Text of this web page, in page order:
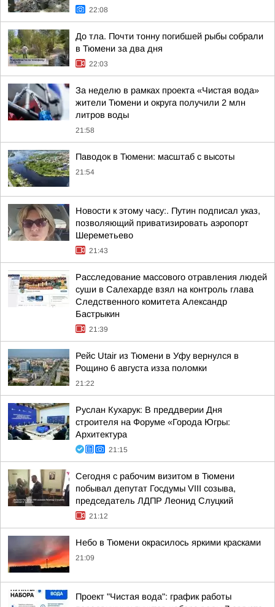
22:08
До тла. Почти тонну погибшей рыбы собрали
в Тюмени за два дня
22:03
За неделю в рамках проекта «Чистая вода»
жители Тюмени и округа получили 2 млн
литров воды
21:58
Паводок в Тюмени: масштаб с высоты
21:54
Новости к этому часу:. Путин подписал указ,
позволяющий приватизировать аэропорт
Шереметьево
21:43
Расследование массового отравления людей
суши в Салехарде взял на контроль глава
Следственного комитета Александр
Бастрыкин
21:39
Рейс Utair из Тюмени в Уфу вернулся в
Рощино 6 августа изза поломки
21:22
Руслан Кухарук: В преддверии Дня
строителя на Форуме «Города Югры:
Архитектура
21:15
Сегодня с рабочим визитом в Тюмени
побывал депутат Госдумы VIII созыва,
председатель ЛДПР Леонид Слуцкий
21:12
Небо в Тюмени окрасилось яркими красками
21:09
Проект "Чистая вода": график работы